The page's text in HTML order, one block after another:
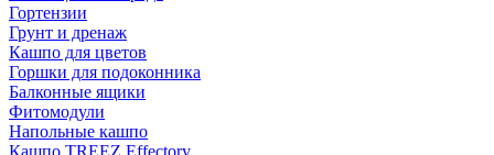
Гортензии
Грунт и дренаж
Кашпо для цветов
Горшки для подоконника
Балконные ящики
Фитомодули
Напольные кашпо
Кашпо TREEZ Effectory